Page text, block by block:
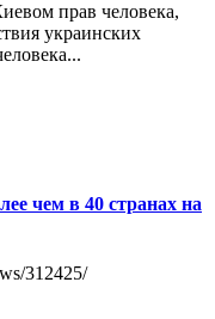
прав человека,
украинских
чем в 40 странах на
312425/